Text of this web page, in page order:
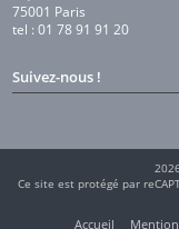
75001 Paris
tel : 01 78 91 91 20
Suivez-nous !
Ce site est protégé par
Accueil